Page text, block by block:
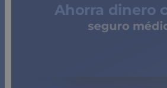
Ahorra dinero
seguro